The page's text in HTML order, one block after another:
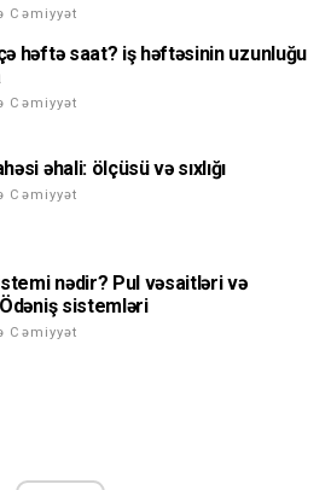
Cəmiyyət
həftə saat? iş həftəsinin uzunluğu
Cəmiyyət
əhali: ölçüsü və sıxlığı
Cəmiyyət
nədir? Pul vəsaitləri və
sistemləri
Cəmiyyət